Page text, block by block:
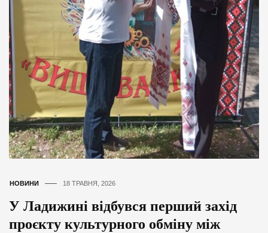
НОВИНИ 18 ТРАВНЯ, 2026
У Ладижині відбувся перший захід
проєкту культурного обміну між